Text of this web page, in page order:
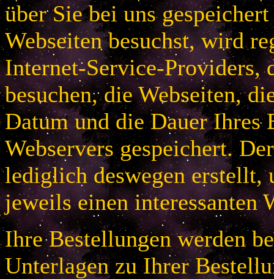
über Sie bei uns
Webseiten besuchst, wird
Internet-Service-Providers,
besuchen, die Webseiten,
Datum und die Dauer Ihres
Webservers gespeichert.
lediglich deswegen erstellt,
jeweils einen interessanten
Ihre Bestellungen werden
Unterlagen zu Ihrer